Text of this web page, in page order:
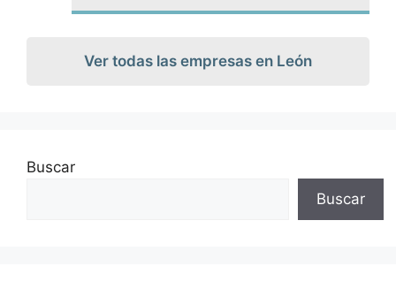
Ver todas las empresas en León
Buscar
Buscar